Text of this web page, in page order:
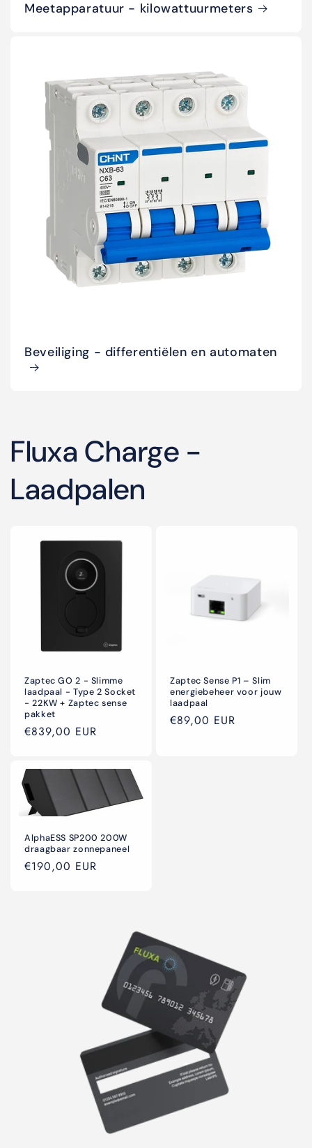
Meetapparatuur - kilowattuurmeters
Beveiliging - differentiëlen en automaten
Fluxa Charge -
Laadpalen
Zaptec GO 2 - Slimme
laadpaal - Type 2 Socket
- 22KW + Zaptec sense
pakket
Normale
€839,00 EUR
Zaptec Sense P1 – Slim
energiebeheer voor jouw
laadpaal
Normale
€89,00 EUR
AlphaESS SP200 200W
draagbaar zonnepaneel
Normale
€190,00 EUR